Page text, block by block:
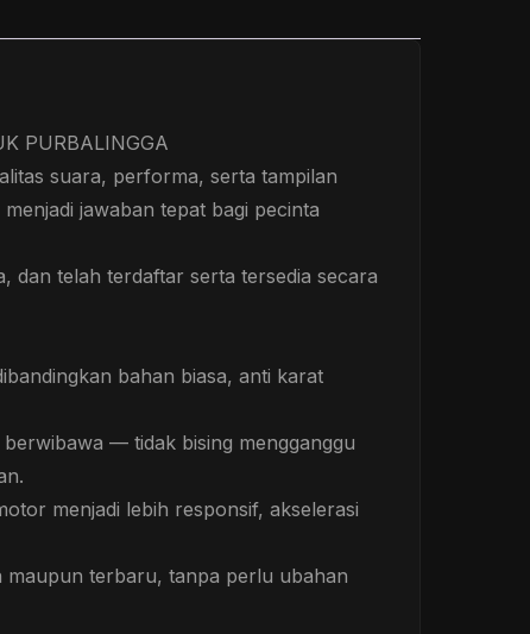
PURBALINGGA
suara, performa, serta tampilan
jawaban tepat bagi pecinta
dan telah terdaftar serta tersedia secara
bahan biasa, anti karat
— tidak bising mengganggu
menjadi lebih responsif, akselerasi
maupun terbaru, tanpa perlu ubahan